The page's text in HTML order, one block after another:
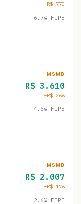
−R$ 770
6.7% FIPE
MSMB
R$ 3.610
−R$ 266
4.5% FIPE
MSMB
R$ 2.007
−R$ 176
2.6% FIPE